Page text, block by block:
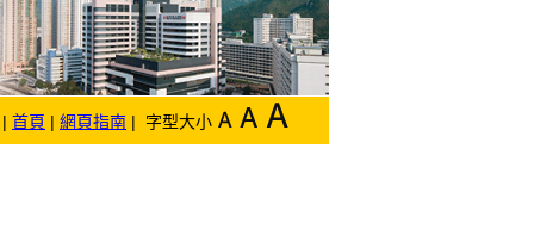
| 首頁 | 網頁指南 | 字型大小